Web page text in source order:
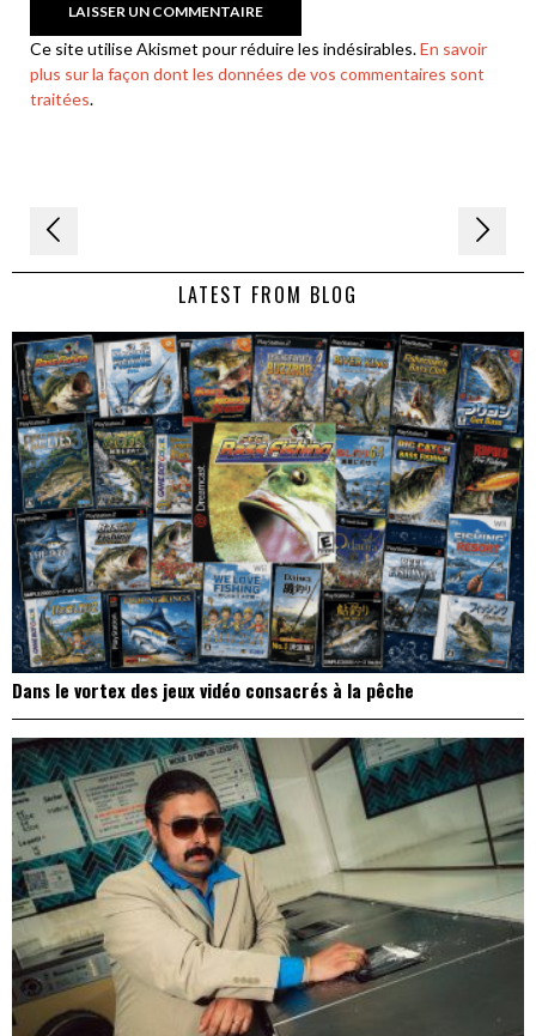
Ce site utilise Akismet pour réduire les indésirables.En savoir
plus sur la façon dont les données de vos commentaires sont
traitées.
Navigation
de LATEST FROM BLOG
Dans le vortex des jeux vidéo consacrés à la pêche